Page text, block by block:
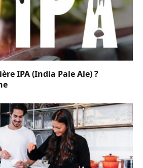
IPA (India Pale Ale) ?